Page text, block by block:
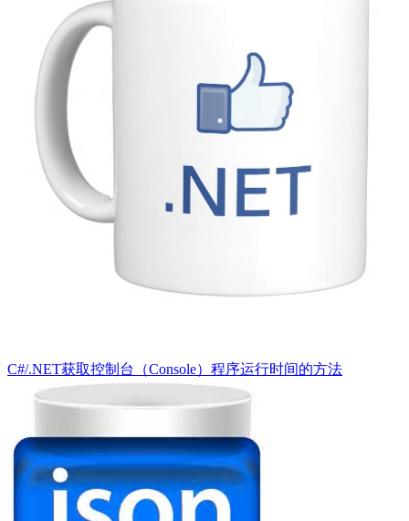
C#/.NET获取控制台（Console）程序运行时间的方法